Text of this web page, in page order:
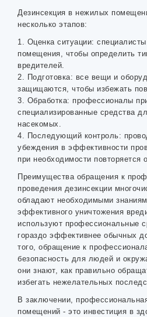
Дезинсекция в нежилых
несколько этапов:
1. Оценка ситуации:
помещения, чтобы определить
вредителей.
2. Подготовка: все вещи и
защищаются, чтобы избежать
3. Обработка: профессионалы
специализированные средства
насекомых.
4. Последующий контроль:
убеждения в эффективности
при необходимости повторяется
Преимущества обращения к
проведения дезинсекции
обладают необходимыми
эффективного уничтожения
используют профессиональные
гораздо эффективнее обычных
того, обращение к
безопасность для людей и
они знают, как правильно
избегать нежелательных
В заключении,
помещений - это инвестиция в